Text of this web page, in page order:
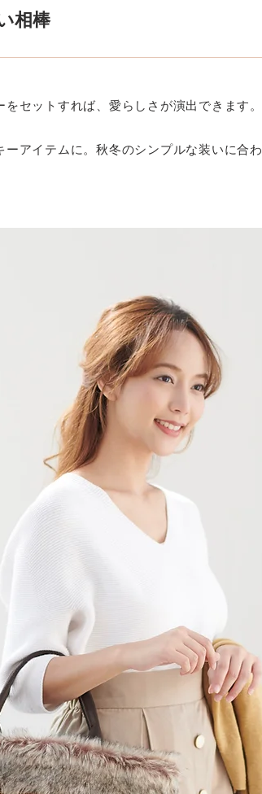
相棒
セットすれば、愛らしさが演出できます。
アイテムに。 秋冬のシンプルな装いに合